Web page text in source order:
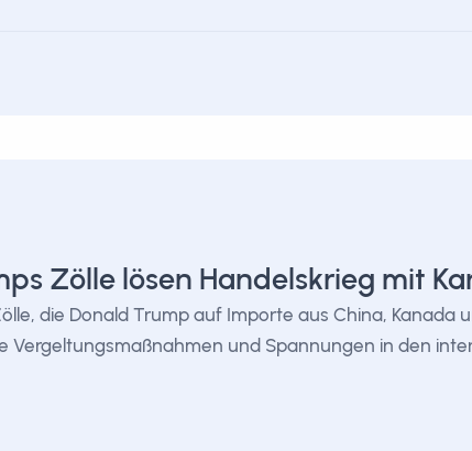
Zölle lösen Handelskrieg mit
die Donald Trump auf Importe aus China, Kanada
Vergeltungsmaßnahmen und Spannungen in den